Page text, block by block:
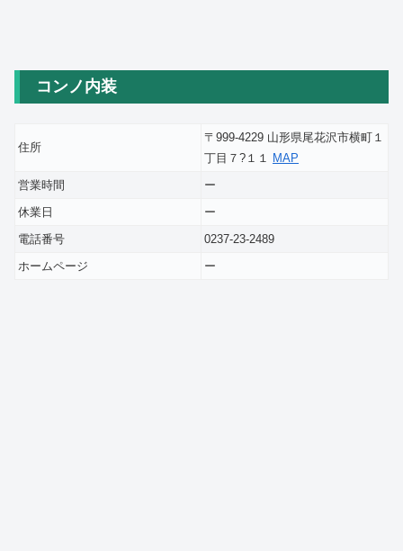
コンノ内装
住所
〒999-4229 山形県尾花沢市横町１
丁目７?１１ MAP
営業時間
ー
休業日
ー
電話番号
0237-23-2489
ホームページ
ー